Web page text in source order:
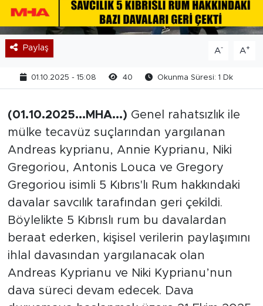
Paylaş A- A+
01.10.2025 - 15:08 40 Okunma Süresi: 1 Dk
(01.10.2025...MHA...) Genel rahatsızlık ile
mülke tecavüz suçlarından yargılanan
Andreas kyprianu, Annie Kyprianu, Niki
Gregoriou, Antonis Louca ve Gregory
Gregoriou isimli 5 Kıbrıs'lı Rum hakkındaki
davalar savcılık tarafından geri çekildi.
Böylelikte 5 Kıbrıslı rum bu davalardan
beraat ederken, kişisel verilerin paylaşımını
ihlal davasından yargılanacak olan
Andreas Kyprianu ve Niki Kyprianu’nun
dava süreci devam edecek. Dava